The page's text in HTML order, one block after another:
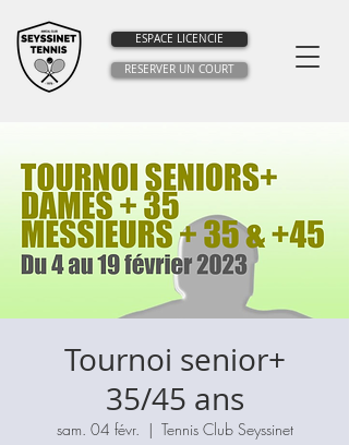
ESPACE LICENCIE
RESERVER UN COURT
Tournoi senior+
35/45 ans
sam. 04 févr.
  |
Tennis Club Seyssinet